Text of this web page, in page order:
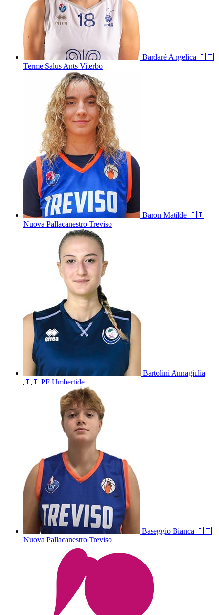
Bardaré Angelica 🇮🇹
Terme Salus Ants Viterbo
Baron Matilde 🇮🇹
Nuova Pallacanestro Treviso
Bartolini Annagiulia
🇮🇹 PF Umbertide
Baseggio Bianca 🇮🇹
Nuova Pallacanestro Treviso